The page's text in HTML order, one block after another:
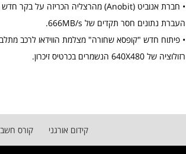
העברת נתונים חסר תקדים של 666MB/s.
• פיתוח חדש "קופסא שחורה" מצלמת הווידאו לרכב
רזולוציה של 640X480 הנשמרים בכרטיס זיכרון.
קידום אורגני קורס